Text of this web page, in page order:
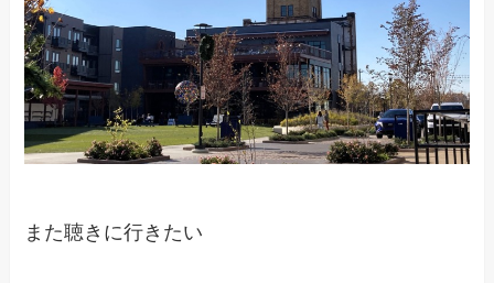
また聴きに行きたい